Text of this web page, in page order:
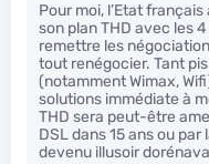
Pour moi, l’Etat
son plan THD avec les
remettre les
tout renégocier. Tant
(notamment Wimax,
solutions immédiate à
THD sera peut-être
DSL dans 15 ans ou
devenu illusoir